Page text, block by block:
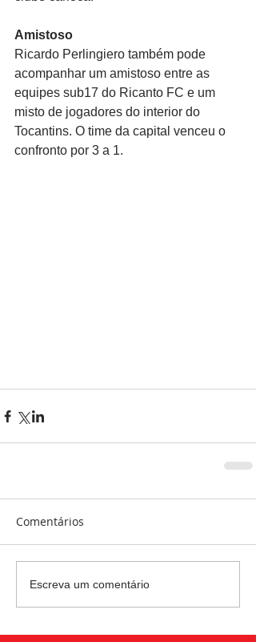
Amistoso
Ricardo Perlingiero também pode
acompanhar um amistoso entre as
equipes sub17 do Ricanto FC e um
misto de jogadores do interior do
Tocantins. O time da capital venceu o
confronto por 3 a 1.
Comentários
Escreva um comentário